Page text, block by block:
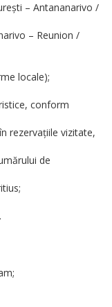
– Antananarivo /
– Reunion /
locale);
conform
rezervațiile vizitate,
de